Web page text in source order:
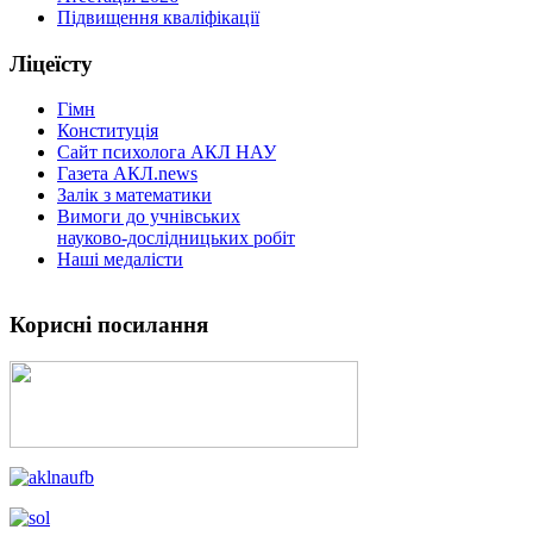
Підвищення кваліфікації
Ліцеїсту
Гімн
Конституція
Сайт психолога АКЛ НАУ
Газета АКЛ.news
Залік з математики
Вимоги до учнівських
науково-дослідницьких робіт
Наші медалісти
Корисні посилання